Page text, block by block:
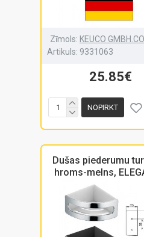
Zīmols: KEUCO GMBH.CO
Artikuls: 9331063
25.85€
NOPIRKT
Dušas piederumu
hroms-melns,